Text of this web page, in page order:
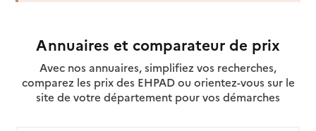
Annuaires et comparateur de prix
Avec nos annuaires, simplifiez vos recherches,
comparez les prix des EHPAD ou orientez-vous sur le
site de votre département pour vos démarches